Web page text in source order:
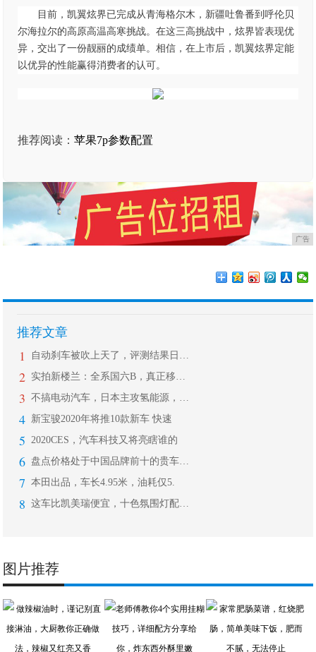
目前，凯翼炫界已完成从青海格尔木，新疆吐鲁番到呼伦贝
尔海拉尔的高原高温高寒挑战。在这三高挑战中，炫界皆表现优
异，交出了一份靓丽的成绩单。相信，在上市后，凯翼炫界定能
以优异的性能赢得消费者的认可。
推荐阅读：苹果7p参数配置
广告
推荐文章
1 自动刹车被吹上天了，评测结果日美集体
2 实拍新楼兰：全系国六B，真正移动大沙
3 不搞电动汽车，日本主攻氢能源，300
4 新宝骏2020年将推10款新车 快速
5 2020CES，汽车科技又将亮瞎谁的
6 盘点价格处于中国品牌前十的贵车，一汽
7 本田出品，车长4.95米，油耗仅5.
8 这车比凯美瑞便宜，十色氛围灯配9安全
图片推荐